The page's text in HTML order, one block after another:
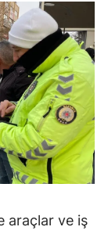
araçlar ve iş